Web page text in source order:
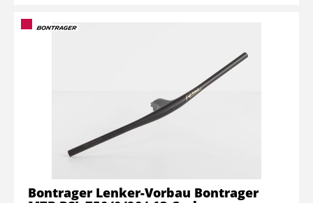
Bontrager Lenker-Vorbau Bontrager